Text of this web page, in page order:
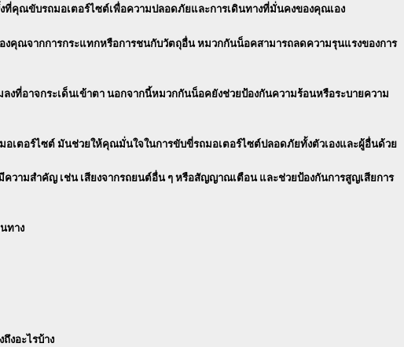
คุณขับรถมอเตอร์ไซต์เพื่อความปลอดภัยและการเดินทางที่มั่นคงของคุณเอง
คุณจากการกระแทกหรือการชนกับวัตถุอื่น หมวกกันน็อคสามารถลดความรุนแรงของการ
ที่อาจกระเด็นเข้าตา นอกจากนี้หมวกกันน็อคยังช่วยป้องกันความร้อนหรือระบายความ
เตอร์ไซต์ มันช่วยให้คุณมั่นใจในการขับขี่รถมอเตอร์ไซต์ปลอดภัยทั้งตัวเองและผู้อื่นด้วย
วามสำคัญ เช่น เสียงจากรถยนต์อื่น ๆ หรือสัญญาณเตือน และช่วยป้องกันการสูญเสียการ
ทาง
งอะไรบ้าง